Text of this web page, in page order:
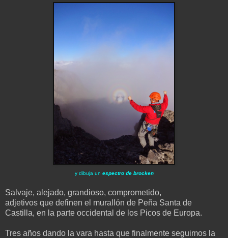
y dibuja un espectro de brocken
Salvaje, alejado, grandioso, comprometido,
adjetivos que definen el murallón de Peña Santa de
Castilla, en la parte occidental de los Picos de Europa.
Tres años dando la vara hasta que finalmente seguimos la